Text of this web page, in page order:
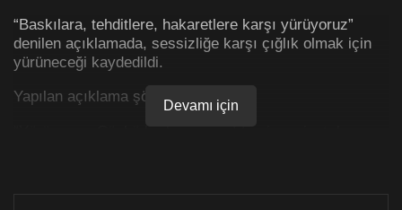
“Baskılara, tehditlere, hakaretlere karşı yürüyoruz”
denilen açıklamada, sessizliğe karşı çığlık olmak için
yürüneceği kaydedildi.
Yapılan açıklama şöyle:Devamı için